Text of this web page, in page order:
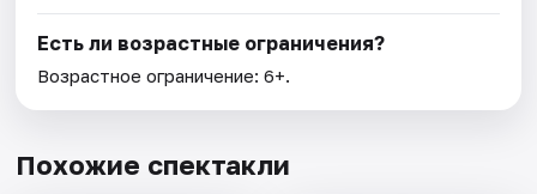
Есть ли возрастные ограничения?
Возрастное ограничение: 6+.
Похожие спектакли